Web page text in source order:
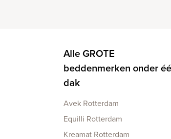
Alle GROTE
beddenmerken onder
dak
Avek Rotterdam
Equilli Rotterdam
Kreamat Rotterdam